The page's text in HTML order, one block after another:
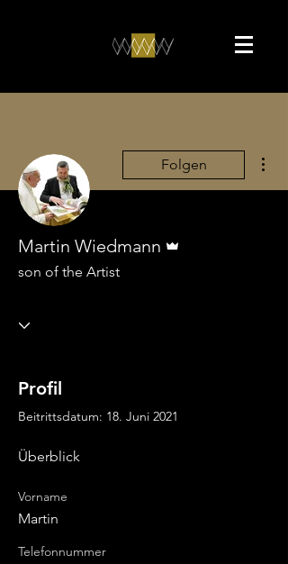
Folgen
Martin Wiedmann
son of the Artist
Profil
Beitrittsdatum: 18. Juni 2021
Überblick
Vorname
Martin
Telefonnummer